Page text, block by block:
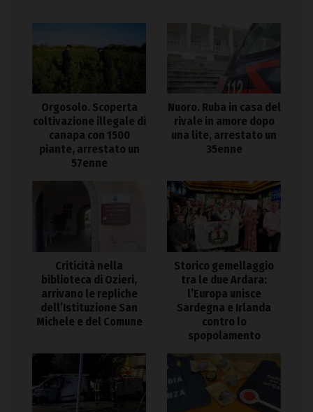
Orgosolo. Scoperta
coltivazione illegale di
canapa con 1500
piante, arrestato un
57enne
Nuoro. Ruba in casa del
rivale in amore dopo
una lite, arrestato un
35enne
Criticità nella
biblioteca di Ozieri,
arrivano le repliche
dell’Istituzione San
Michele e del Comune
Storico gemellaggio
tra le due Ardara:
l’Europa unisce
Sardegna e Irlanda
contro lo
spopolamento